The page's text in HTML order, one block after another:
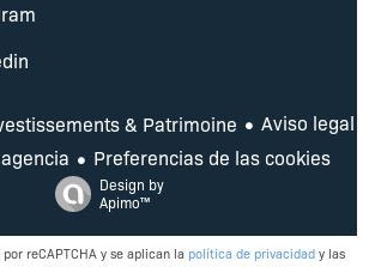
& Patrimoine
Aviso legal
Preferencias de las cookies
Design by
Apimo™
reCAPTCHA y se aplican la política de privacidady las